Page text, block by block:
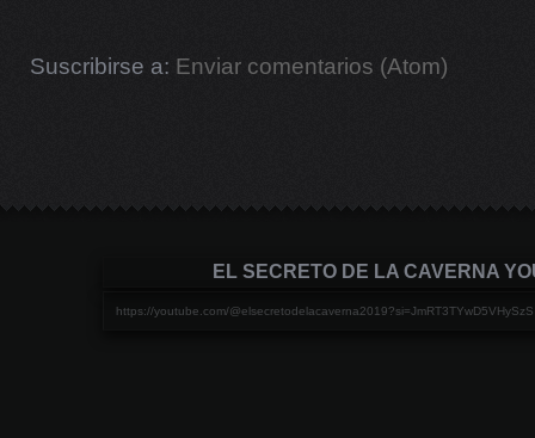
Suscribirse a: Enviar comentarios (Atom)
EL SECRETO DE LA CAVERNA
https://youtube.com/@elsecretodelacaverna2019?si=JmRT3TYwD5VHySzS